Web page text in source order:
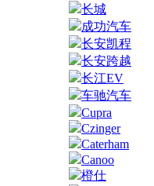
长城
成功汽车
长安凯程
长安跨越
长江EV
车驰汽车
Cupra
Czinger
Caterham
Canoo
橙仕